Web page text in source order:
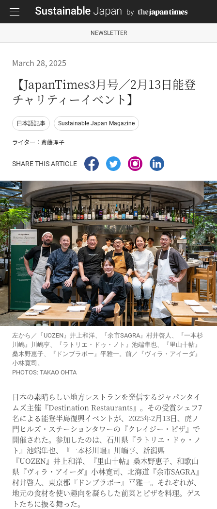
NEWSLETTER
March 28, 2025
【JapanTimes3月号／2月13日能登
チャリティーイベント】
日本語記事 Sustainable Japan Magazine
ライター：斎藤理子
SHARE THIS ARTICLE
左から／『UOZEN』井上和洋、『余市SAGRA』村井啓人、『一本杉
川嶋』川嶋亨、『ラトリエ・ドゥ・ノト』池端隼也、『里山十帖』
桑木野恵子、『ドンブラボー』平雅一。前／『ヴィラ・アイーダ』
小林寛司。
PHOTOS: TAKAO OHTA
日本の素晴らしい地方レストランを発信するジャパンタイ
ムズ主催『Destination Restaurants』。その受賞シェフ7
名による能登半島復興イベントが、2025年2月13日、虎ノ
門ヒルズ・ステーションタワーの『クレイジー・ピザ』で
開催された。参加したのは、石川県『ラトリエ・ドゥ・ノ
ト』池端隼也、『一本杉川嶋』川嶋亨、新潟県
『UOZEN』井上和洋、『里山十帖』桑木野恵子、和歌山
県『ヴィラ・アイーダ』小林寛司、北海道『余市SAGRA』
村井啓人、東京都『ドンブラボー』平雅一。それぞれが、
地元の食材を使い趣向を凝らした前菜とピザを料理。ゲス
トたちに振る舞った。